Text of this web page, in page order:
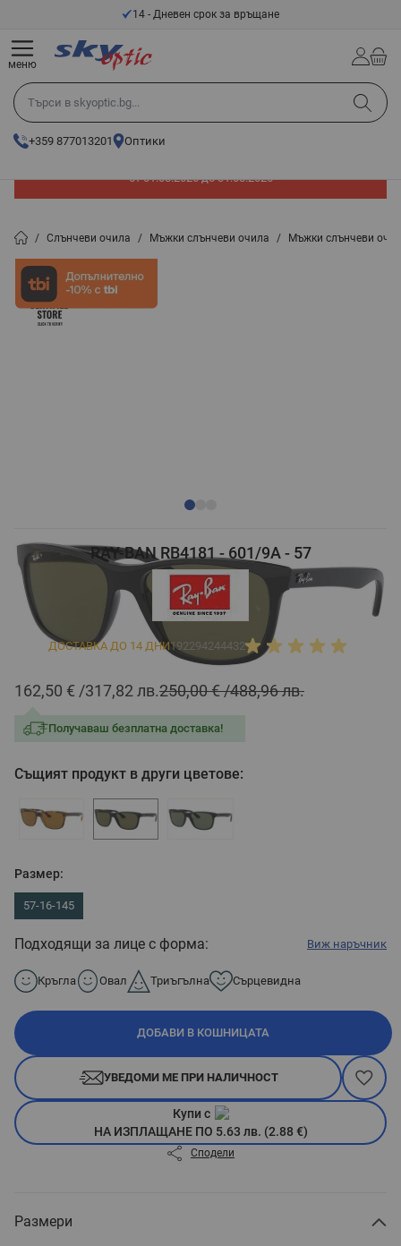
Прескачане към съдържанието14 - Дневен срок за връщане
Търси в skyoptic.bg...
+359 877013201 Оптики
меню
от 01.08.2026 до 31.08.2026
/ Слънчеви очила / Мъжки слънчеви очила / Мъжки слънчеви
RAY-BAN RB4181 - 601/9A - 57
ДОСТАВКА ДО 14 ДНИ192294244432
250,00 € 488,96 лв.
162,50 € 317,82 лв.
Получаваш безплатна доставка!
Същият продукт в други цветове:
Размер:
57-16-145
Подходящи за лице с форма: Виж наръчник
Кръгла Овал Триъгълна Сърцевидна
ДОБАВИ В КОШНИЦАТА
Купи с
НА ИЗПЛАЩАНЕ ПО 5.63 лв. (2.88 €)
УВЕДОМИ МЕ ПРИ НАЛИЧНОСТ
Сподели
Размери